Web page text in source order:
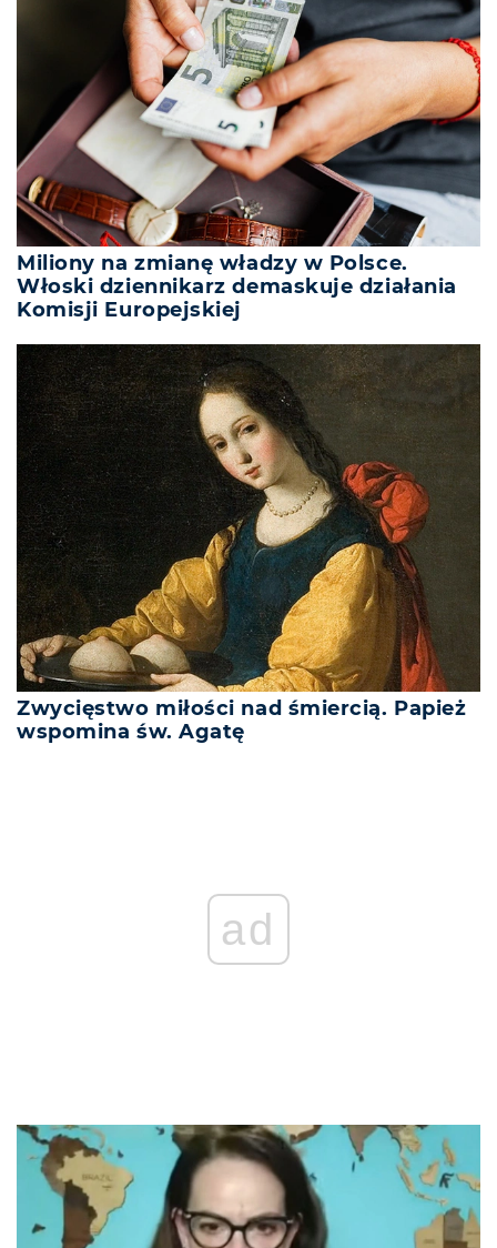
Miliony na zmianę władzy w Polsce.
Włoski dziennikarz demaskuje działania
Komisji Europejskiej
Zwycięstwo miłości nad śmiercią. Papież
wspomina św. Agatę
ad